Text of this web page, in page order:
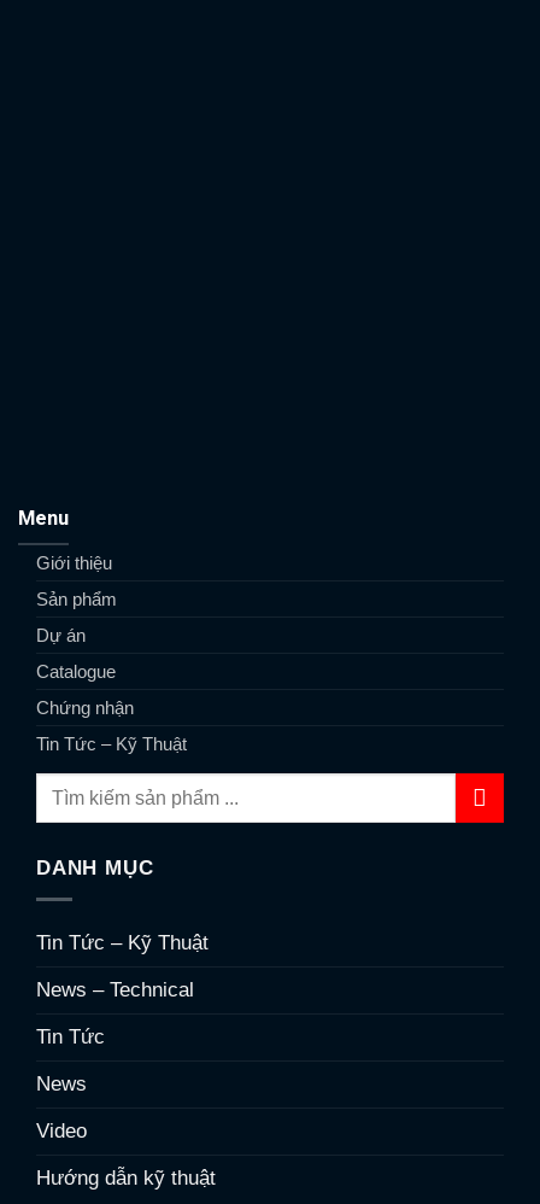
Menu
Giới thiệu
Sản phẩm
Dự án
Catalogue
Chứng nhận
Tin Tức – Kỹ Thuật
DANH MỤC
Tin Tức – Kỹ Thuật
News – Technical
Tin Tức
News
Video
Hướng dẫn kỹ thuật